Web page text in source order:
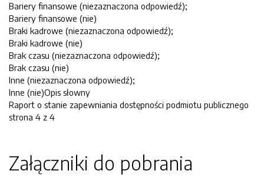
Bariery finansowe (niezaznaczona odpowiedź);
Bariery finansowe (nie)
Braki kadrowe (niezaznaczona odpowiedź);
Braki kadrowe (nie)
Brak czasu (niezaznaczona odpowiedź);
Brak czasu (nie)
Inne (niezaznaczona odpowiedź);
Inne (nie)Opis słowny
Raport o stanie zapewniania dostępności podmiotu publicznego
strona 4 z 4
Załączniki do pobrania